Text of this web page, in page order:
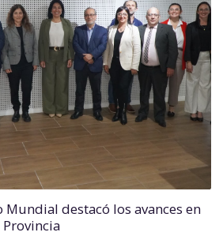
Mundial destacó los avances en